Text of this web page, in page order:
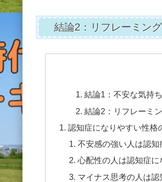
結論2：リフレーミン
結論1：不安な気持
結論2：リフレーミ
認知症になりやすい性格
不安感の強い人は認知
心配性の人は認知症に
マイナス思考の人は